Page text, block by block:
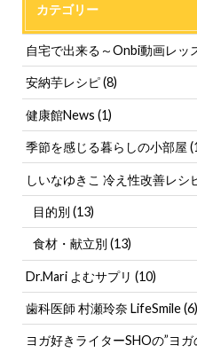
カテゴリー
自宅で出来る～Onbi動画レッ
安納芋レシピ(8)
健康館News(1)
季節を感じる暮らしの小部屋
しいなゆきこ 冷え性改善レシ
目的別 (13)
食材・献立別 (13)
Dr.Mari よむサプリ(10)
歯科医師 村瀬玲奈 LifeSmile(6)
ヨガ好きライターSHOの”ヨ